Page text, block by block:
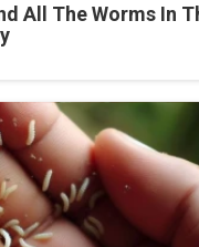
All The Worms In